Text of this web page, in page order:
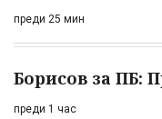
преди 25 мин
Борисов за ПБ:
преди 1 час